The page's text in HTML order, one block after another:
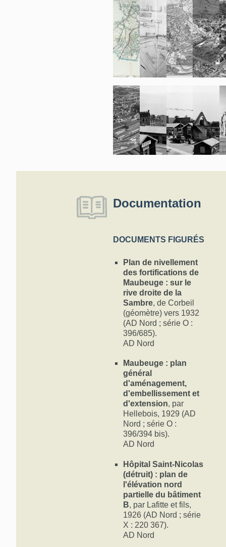
Documentation
DOCUMENTS FIGURÉS
Plan de nivellement
des fortifications de
Maubeuge : sur le
rive droite de la
Sambre, de Corbeil
(géomètre) vers 1932
(AD Nord ; série O :
396/685).
AD Nord
Maubeuge : plan
général
d'aménagement,
d'embellissement et
d'extension, par
Hellebois, 1929 (AD
Nord ; série O :
396/394 bis).
AD Nord
Hôpital Saint-Nicolas
(détruit) : plan de
l'élévation nord
partielle du bâtiment
B, par Lafitte et fils,
1926 (AD Nord ; série
X : 220 367).
AD Nord